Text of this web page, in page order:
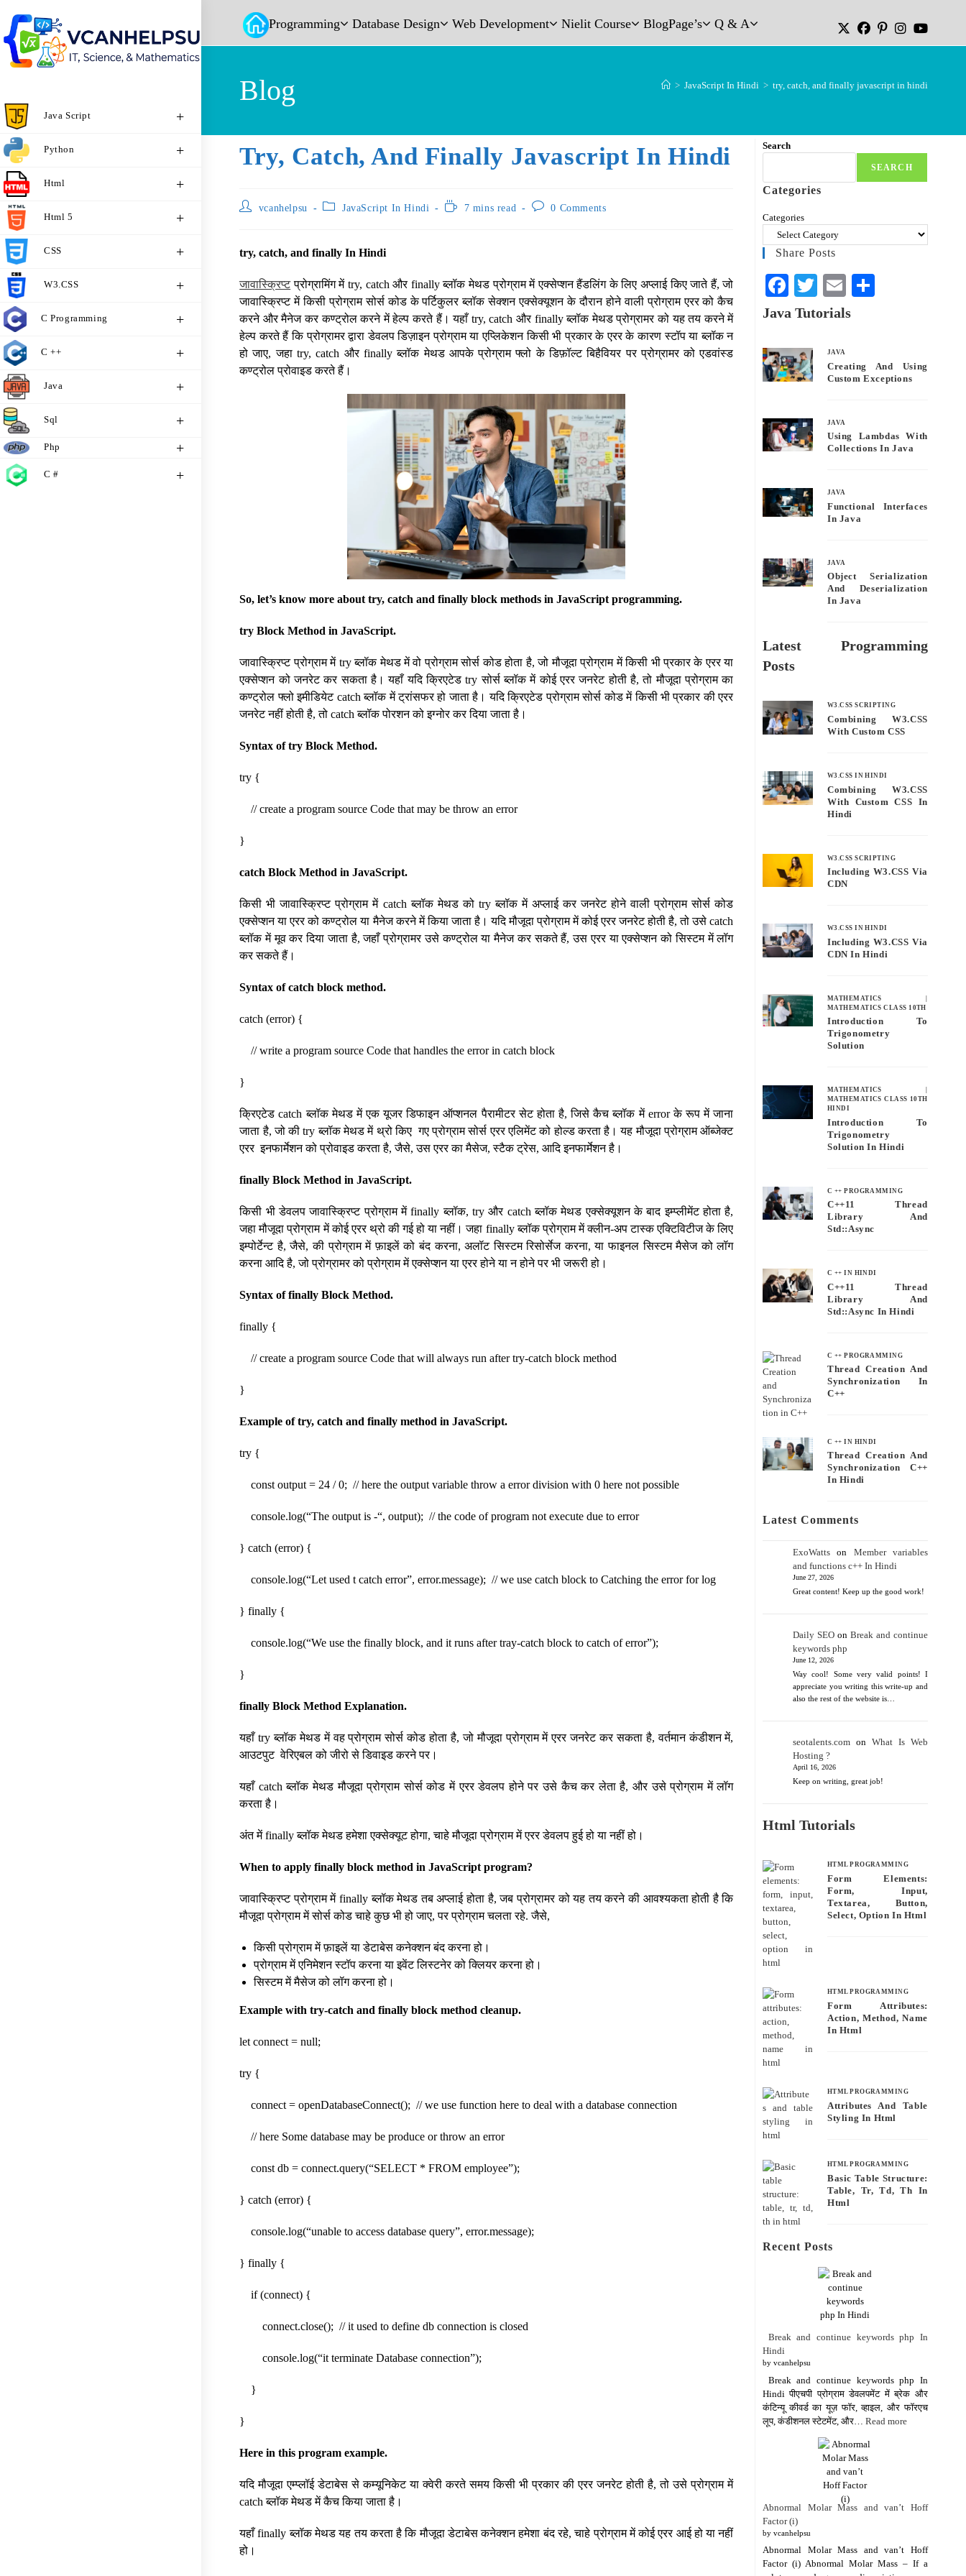
Programming Database Design Web Development Nielit Course BlogPage’s Q & A
Java Script
Python
Html
Html 5
CSS
W3.CSS
C Programming
C ++
Java
Sql
Php
C #
Blog > JavaScript In Hindi > try, catch, and finally javascript in hindi
Try, Catch, And Finally Javascript In Hindi
vcanhelpsu JavaScript In Hindi 7 mins read 0 Comments
try, catch, and finally In Hindi
जावास्क्रिप्टप्रोग्रामिंग में try, catch और finally ब्लॉक मेथड प्रोग्राम में एक्सेप्शन हैंडलिंग के लिए अप्लाई किए जाते हैं, जो
जावास्क्रिप्ट में किसी प्रोग्राम सोर्स कोड के पर्टिकुलर ब्लॉक सेक्शन एक्सेक्यूशन के दौरान होने वाली प्रोग्राम एरर को कैच
करने और मैनेज कर कण्ट्रोल करने में हेल्प करते हैं। यहाँ try, catch और finally ब्लॉक मेथड प्रोग्रामर को यह तय करने में
हेल्प करते हैं कि प्रोग्रामर द्वारा डेवलप डिज़ाइन प्रोग्राम या एप्लिकेशन किसी भी प्रकार के एरर के कारण स्टॉप या ब्लॉक न
हो जाए, जहा try, catch और finally ब्लॉक मेथड आपके प्रोग्राम फ्लो के डिफ़ॉल्ट बिहैवियर पर प्रोग्रामर को एडवांस्ड
कण्ट्रोल प्रोवाइड करते हैं।
So, let’s know more about try, catch and finally block methods in JavaScript programming.
try Block Method in JavaScript.
जावास्क्रिप्ट प्रोग्राम में try ब्लॉक मेथड में वो प्रोग्राम सोर्स कोड होता है, जो मौजूदा प्रोग्राम में किसी भी प्रकार के एरर या
एक्सेप्शन को जनरेट कर सकता है। यहाँ यदि क्रिएटेड try सोर्स ब्लॉक में कोई एरर जनरेट होती है, तो मौजूदा प्रोग्राम का
कण्ट्रोल फ्लो इमीडियेट catch ब्लॉक में ट्रांसफर हो जाता है। यदि क्रिएटेड प्रोग्राम सोर्स कोड में किसी भी प्रकार की एरर
जनरेट नहीं होती है, तो catch ब्लॉक पोरशन को इग्नोर कर दिया जाता है।
Syntax of try Block Method.
try {
// create a program source Code that may be throw an error
}
catch Block Method in JavaScript.
किसी भी जावास्क्रिप्ट प्रोग्राम में catch ब्लॉक मेथड को try ब्लॉक में अप्लाई कर जनरेट होने वाली प्रोग्राम सोर्स कोड
एक्सेप्शन या एरर को कण्ट्रोल या मैनेज करने में किया जाता है। यदि मौजूदा प्रोग्राम में कोई एरर जनरेट होती है, तो उसे catch
ब्लॉक में मूव कर दिया जाता है, जहाँ प्रोग्रामर उसे कण्ट्रोल या मैनेज कर सकते हैं, उस एरर या एक्सेप्शन को सिस्टम में लॉग
कर सकते हैं।
Syntax of catch block method.
catch (error) {
// write a program source Code that handles the error in catch block
}
क्रिएटेड catch ब्लॉक मेथड में एक यूजर डिफाइन ऑप्शनल पैरामीटर सेट होता है, जिसे कैच ब्लॉक में error के रूप में जाना
जाता है, जो की try ब्लॉक मेथड में थ्रो किए गए प्रोग्राम सोर्स एरर एलिमेंट को होल्ड करता है। यह मौजूदा प्रोग्राम ऑब्जेक्ट
एरर इनफार्मेशन को प्रोवाइड करता है, जैसे, उस एरर का मैसेज, स्टैक ट्रेस, आदि इनफार्मेशन है।
finally Block Method in JavaScript.
किसी भी डेवलप जावास्क्रिप्ट प्रोग्राम में finally ब्लॉक, try और catch ब्लॉक मेथड एक्सेक्यूशन के बाद इम्प्लीमेंट होता है,
जहा मौजूदा प्रोग्राम में कोई एरर थ्रो की गई हो या नहीं। जहा finally ब्लॉक प्रोग्राम में क्लीन-अप टास्क एक्टिविटीज के लिए
इम्पोर्टेन्ट है, जैसे, की प्रोग्राम में फ़ाइलें को बंद करना, अलॉट सिस्टम रिसोर्सेज करना, या फाइनल सिस्टम मैसेज को लॉग
करना आदि है, जो प्रोग्रामर को प्रोग्राम में एक्सेप्शन या एरर होने या न होने पर भी जरूरी हो।
Syntax of finally Block Method.
finally {
// create a program source Code that will always run after try-catch block method
}
Example of try, catch and finally method in JavaScript.
try {
const output = 24 / 0; // here the output variable throw a error division with 0 here not possible
console.log(“The output is -“, output); // the code of program not execute due to error
} catch (error) {
console.log(“Let used t catch error”, error.message); // we use catch block to Catching the error for log
} finally {
console.log(“We use the finally block, and it runs after tray-catch block to catch of error”);
}
finally Block Method Explanation.
यहाँ try ब्लॉक मेथड में वह प्रोग्राम सोर्स कोड होता है, जो मौजूदा प्रोग्राम में एरर जनरेट कर सकता है, वर्तमान कंडीशन में,
आउटपुट वेरिएबल को जीरो से डिवाइड करने पर।
यहाँ catch ब्लॉक मेथड मौजूदा प्रोग्राम सोर्स कोड में एरर डेवलप होने पर उसे कैच कर लेता है, और उसे प्रोग्राम में लॉग
करता है।
अंत में finally ब्लॉक मेथड हमेशा एक्सेक्यूट होगा, चाहे मौजूदा प्रोग्राम में एरर डेवलप हुई हो या नहीं हो।
When to apply finally block method in JavaScript program?
जावास्क्रिप्ट प्रोग्राम में finally ब्लॉक मेथड तब अप्लाई होता है, जब प्रोग्रामर को यह तय करने की आवश्यकता होती है कि
मौजूदा प्रोग्राम में सोर्स कोड चाहे कुछ भी हो जाए, पर प्रोग्राम चलता रहे. जैसे,
किसी प्रोग्राम में फ़ाइलें या डेटाबेस कनेक्शन बंद करना हो।
प्रोग्राम में एनिमेशन स्टॉप करना या इवेंट लिस्टनेर को क्लियर करना हो।
सिस्टम में मैसेज को लॉग करना हो।
Example with try-catch and finally block method cleanup.
let connect = null;
try {
connect = openDatabaseConnect(); // we use function here to deal with a database connection
// here Some database may be produce or throw an error
const db = connect.query(“SELECT * FROM employee”);
} catch (error) {
console.log(“unable to access database query”, error.message);
} finally {
if (connect) {
connect.close(); // it used to define db connection is closed
console.log(“it terminate Database connection”);
}
}
Here in this program example.
यदि मौजूदा एम्प्लॉई डेटाबेस से कम्यूनिकेट या क्वेरी करते समय किसी भी प्रकार की एरर जनरेट होती है, तो उसे प्रोग्राम में
catch ब्लॉक मेथड में कैच किया जाता है।
यहाँ finally ब्लॉक मेथड यह तय करता है कि मौजूदा डेटाबेस कनेक्शन हमेशा बंद रहे, चाहे प्रोग्राम में कोई एरर आई हो या नहीं
हो।
Search
SEARCH
Categories
Categories
Share Posts
Fa
ce
ok
T
wi
E
m
Java Tutorials
JAVA
Creating And Using
Custom Exceptions
JAVA
Using Lambdas With
Collections In Java
JAVA
Functional Interfaces
In Java
JAVA
Object Serialization
And Deserialization
In Java
Latest Programming
Posts
W3.CSS SCRIPTING
Combining W3.CSS
With Custom CSS
W3.CSS IN HINDI
Combining W3.CSS
With Custom CSS In
Hindi
W3.CSS SCRIPTING
Including W3.CSS Via
CDN
W3.CSS IN HINDI
Including W3.CSS Via
CDN In Hindi
MATHEMATICS
MATHEMATICS CLASS 10TH
Introduction To
Trigonometry
Solution
MATHEMATICS
MATHEMATICS CLASS 10TH
HINDI
Introduction To
Trigonometry
Solution In Hindi
C ++ PROGRAMMING
C++11 Thread
Library And
Std::async
C ++ IN HINDI
C++11 Thread
Library And
Std::async In Hindi
C ++ PROGRAMMING
Thread Creation And
Synchronization In
C++
C ++ IN HINDI
Thread Creation And
Synchronization C++
In Hindi
Latest Comments
ExoWatts on Member variables
and functions c++ In Hindi
June 27, 2026
Great content! Keep up the good work!
Daily SEO on Break and continue
keywords php
June 12, 2026
Way cool! Some very valid points! I
appreciate you writing this write-up and
also the rest of the website is…
seotalents.com onWhat Is Web
Hosting ?
April 16, 2026
Keep on writing, great job!
Html Tutorials
HTML PROGRAMMING
Form Elements:
Form, Input,
Textarea, Button,
Select, Option In Html
HTML PROGRAMMING
Form Attributes:
Action, Method, Name
In Html
HTML PROGRAMMING
Attributes And Table
Styling In Html
HTML PROGRAMMING
Basic Table Structure:
Table, Tr, Td, Th In
Html
Recent Posts
Break and continue keywords php In
Hindi
by vcanhelpsu
Break and continue keywords php In
Hindi पीएचपी प्रोग्राम डेवलपमेंट में ब्रेक और
कंटिन्यू कीवर्ड का यूज़ फॉर, व्हाइल, और फॉरएच
लूप, कंडीशनल स्टेटमेंट, और… Read more
Abnormal Molar Mass and van’t Hoff
Factor (i)
by vcanhelpsu
Abnormal Molar Mass and van’t Hoff
Factor (i) Abnormal Molar Mass – If a